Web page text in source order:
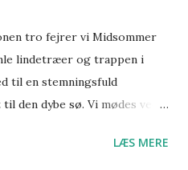
tro fejrer vi Midsommer
lindetræer og trappen i
til en stemningsfuld
den dybe sø. Vi mødes ved
juni - 19:00-20:30
LÆS MERE